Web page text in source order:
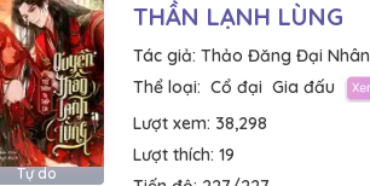
Tự do
THẦN LẠNH LÙNG
Tác giả: Thảo Đăng Đại Nhân
Thể loại: Cổ đại Gia đấu
Lượt xem: 38,298
Lượt thích: 19